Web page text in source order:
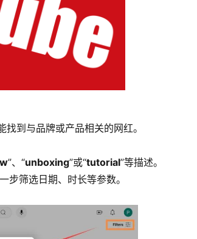
到与品牌或产品相关的网红。
”、“unboxing”或“tutorial”等描述。
步筛选日期、时长等参数。